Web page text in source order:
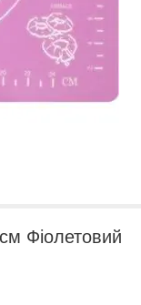
Фіолетовий